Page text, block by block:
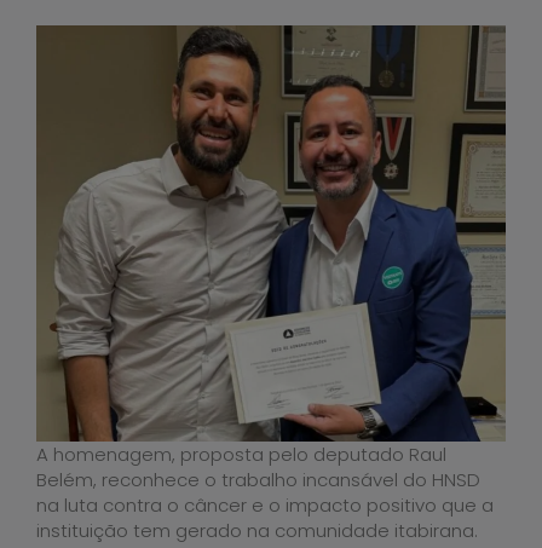
A homenagem, proposta pelo deputado Raul
Belém, reconhece o trabalho incansável do HNSD
na luta contra o câncer e o impacto positivo que a
instituição tem gerado na comunidade itabirana.